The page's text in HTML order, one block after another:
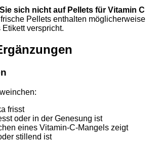
sich nicht auf Pellets für Vitamin C
Pellets enthalten möglicherweise
verspricht.
frisst
oder in der Genesung ist
eines Vitamin-C-Mangels zeigt
stillend ist